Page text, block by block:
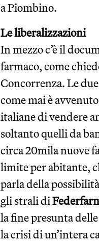
a Piombino.
Le liberalizzazioni
In mezzo c’è il
farmaco, come
Concorrenza. Le
come mai è
italiane di vendere
soltanto quelli da
circa 20mila nuove
limite per abitante,
parla della
gli strali di
la fine presunta
la crisi di un’intera